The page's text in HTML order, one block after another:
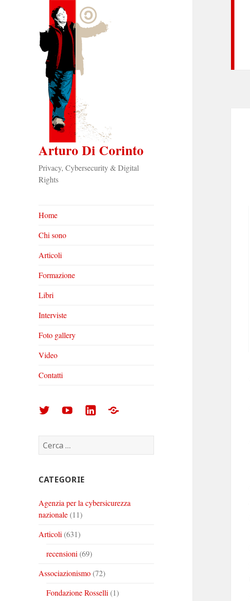
Arturo Di Corinto
Privacy, Cybersecurity & Digital
Rights
Home
Chi sono
Articoli
Formazione
Libri
Interviste
Foto gallery
Video
Contatti
Arturo
Corinto
su
Arturo
Corinto
su
Arturo
su
Foto
Ricerca
per:
CATEGORIE
Agenzia per la cybersicurezza
nazionale(11)
Articoli (631)
recensioni (69)
Associazionismo(72)
Fondazione Rosselli (1)